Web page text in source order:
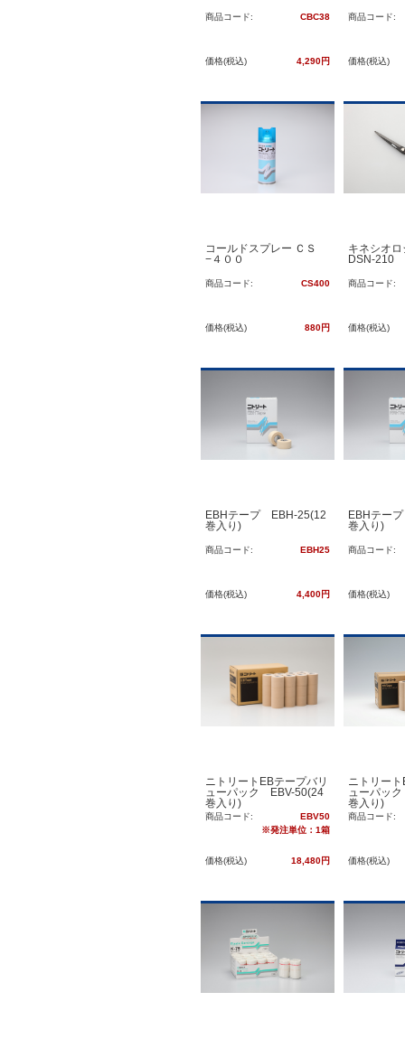
商品コード: CBC38
価格(税込) 4,290円
商品コード:
価格(税込)
コールドスプレー ＣＳ
−４００
商品コード: CS400
価格(税込) 880円
キネシオ
DSN-210
商品コード:
価格(税込)
EBHテープ EBH-25(12
巻入り)
商品コード: EBH25
価格(税込) 4,400円
EBHテー
巻入り)
商品コード:
価格(税込)
ニトリートEBテープバリ
ューパック EBV-50(24
巻入り)
商品コード:
EBV50
※発注単位：1箱
価格(税込) 18,480円
ニトリー
ューパッ
巻入り)
商品コード:
価格(税込)